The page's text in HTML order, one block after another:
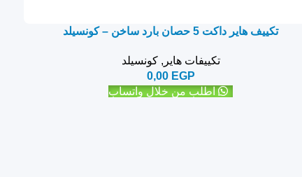
تكييف هاير داكت 5 حصان بارد ساخن – كونسيلد
تكييفات هاير ,كونسيلد
0,00 EGP
اطلب من خلال واتساب